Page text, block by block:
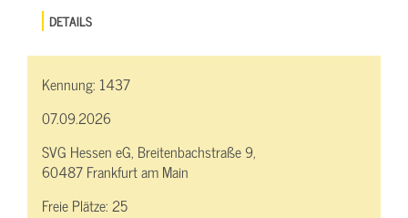
DETAILS
Kennung: 1437
07.09.2026
SVG Hessen eG, Breitenbachstraße 9,
60487 Frankfurt am Main
Freie Plätze:25